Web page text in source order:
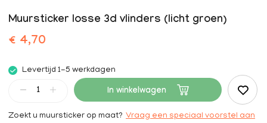
Muursticker losse 3d vlinders (licht groen)
€ 4,70
Levertijd 1-5 werkdagen
In winkelwagen
Zoekt u muursticker op maat? Vraag een speciaal voorstel aan